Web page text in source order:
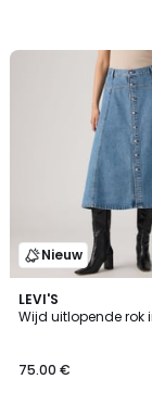
Nieuw
LEVI'S
Wijd uitlopende rok
75.00 €